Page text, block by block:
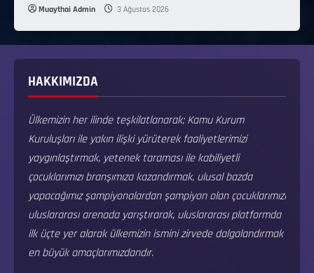
Muaythai Admin 3 Ağustos 2026
HAKKIMIZDA
Ülkemizin her ilinde teşkilatlanarak; Kamu Kurum
Kuruluşları ile yakın ilişki yürüterek faaliyetlerimizi
yaygınlaştırmak, yetenek taraması ile kabiliyetli
çocuklarımızı branşımıza kazandırmak, ulusal bazda
yapacağımız şampiyonalardan şampiyon olan çocuklarımızı
uluslararası arenada yarıştırarak, uluslararası platformda
ilk üçte yer alarak ülkemizin ismini zirvede dalgalandırmak
en büyük amaçlarımızdandır.